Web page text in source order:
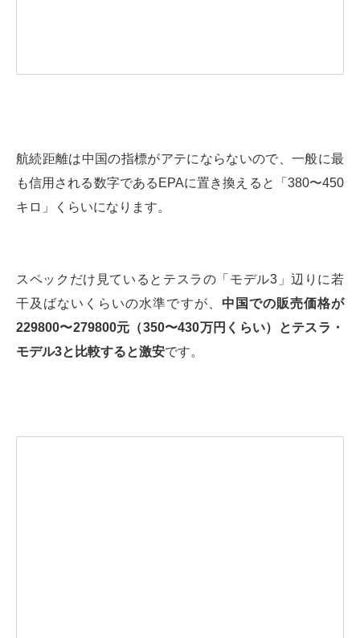
航続距離は中国の指標がアテにならないので、一般に最
も信用される数字であるEPAに置き換えると「380〜450
キロ」くらいになります。
スペックだけ見ているとテスラの「モデル3」辺りに若
干及ばないくらいの水準ですが、 中国での販売価格が
229800〜279800元（350〜430万円くらい）とテスラ・
モデル3と比較すると激安です。